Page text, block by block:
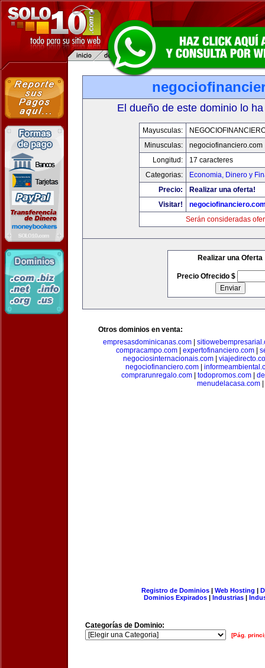
El dueño de este dominio lo
Mayusculas:
Minusculas:
negociofinanciero.com
Longitud:
17 caracteres
Categorias:
Economia, Dinero y
Precio:
Realizar una oferta!
Visitar!
Serán consideradas
Realizar una Oferta
Precio Ofrecido $
Otros dominios en venta:
empresasdominicanas.com|
compracampo.com| expertofinanciero.com|
negociosinternacionais.com
negociofinanciero.com
comprarunregalo.com| todopromos.com|
menudelacasa.com|
Registro de Dominios| Web Hosting |
Dominios Expirados | Industrias |
Categorías de Dominio:
[Pág.